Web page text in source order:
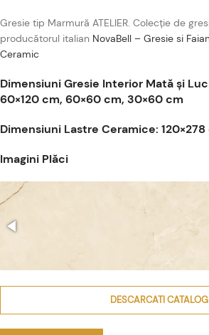
Gresie tip Marmură ATELIER. Colecție de
producătorul italian NovaBell – Gresie si
Ceramic
Dimensiuni Gresie Interior Mată și
60×120 cm, 60×60 cm, 30×60 cm
Dimensiuni Lastre Ceramice: 120×278
Imagini Plăci
DESCARCATI CATALOG